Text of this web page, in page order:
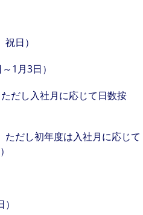
日）
1月3日）
だし入社月に応じて日数按
ただし初年度は入社月に応じて